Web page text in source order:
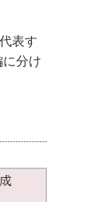
表す
分け